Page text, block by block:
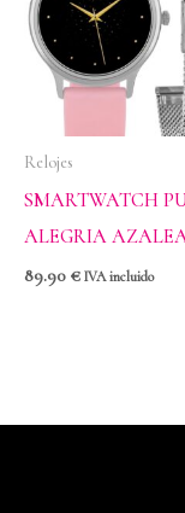
Relojes
SMARTWATCH
ALEGRIA
89.90 € IVA incluido